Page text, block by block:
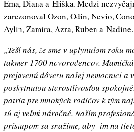
Ema, Diana a Eliška. Medzi
zarezonoval Ozon, Odin, Nevio,
Aylin, Zamira, Azra, Ruben a Nadine.
„Teší nás, že sme v uplynulom roku
takmer 1700 novorodencov.
prejavenú dôveru našej nemocnici a
poskytnutou starostlivosťou
patria pre mnohých rodičov k tým
sú aj veľmi náročné. Naším
prístupom sa snažíme, aby im na